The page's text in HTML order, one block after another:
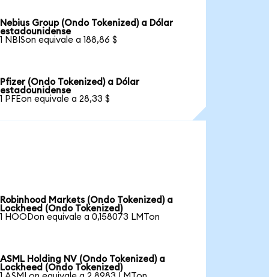
Nebius Group (Ondo Tokenized) a Dólar
estadounidense
1 NBISon equivale a 188,86 $
Pfizer (Ondo Tokenized) a Dólar
estadounidense
1 PFEon equivale a 28,33 $
Robinhood Markets (Ondo Tokenized) a
Lockheed (Ondo Tokenized)
1 HOODon equivale a 0,158073 LMTon
ASML Holding NV (Ondo Tokenized) a
Lockheed (Ondo Tokenized)